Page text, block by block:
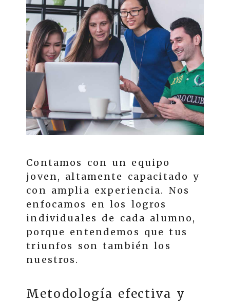
Contamos con un equipo
joven, altamente capacitado y
con amplia experiencia. Nos
enfocamos en los logros
individuales de cada alumno,
porque entendemos que tus
triunfos son también los
nuestros.
Metodología efectiva y